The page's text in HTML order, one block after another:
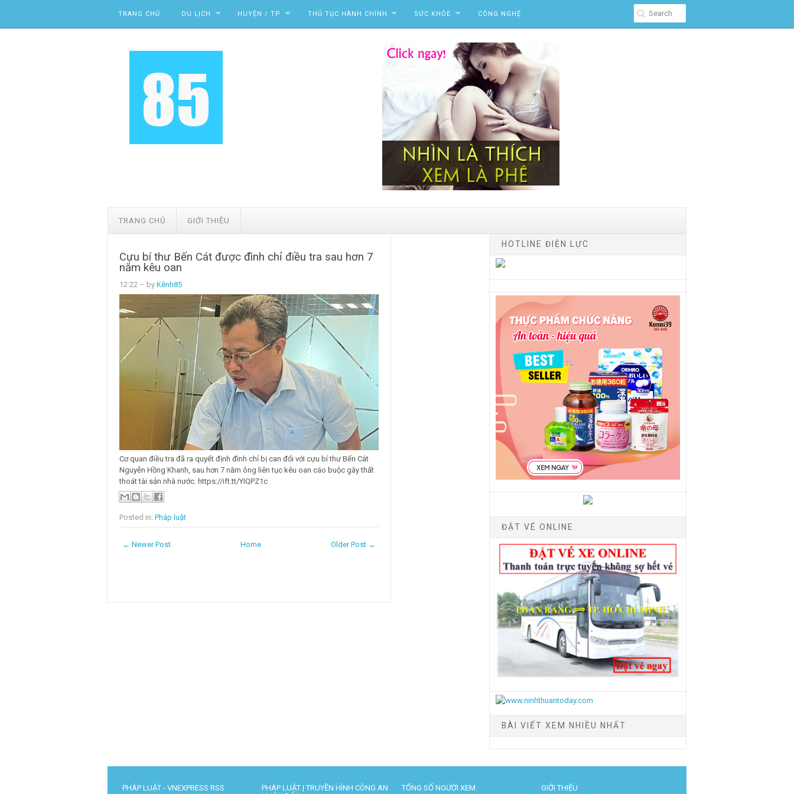
TRANG CHỦ DU LỊCH HUYỆN / TP THỦ TỤC HÀNH CHÍNH SỨC KHỎE CÔNG NGHỆ
TRANG CHỦ GIỚI THIỆU
Cựu bí thư Bến Cát được đình chỉ điều tra sau hơn 7
năm kêu oan
12:22 – by Kênh85
Cơ quan điều tra đã ra quyết định đình chỉ bị can đối với cựu bí thư Bến Cát
Nguyễn Hồng Khanh, sau hơn 7 năm ông liên tục kêu oan cáo buộc gây thất
thoát tài sản nhà nước. https://ift.tt/YIQPZ1c
Posted in: Pháp luật
← Newer Post Older Post →
Home
HOTLINE ĐIỆN LỰC
ĐẶT VÉ ONLINE
BÀI VIẾT XEM NHIỀU NHẤT
PHÁP LUẬT - VNEXPRESS RSS
PHÁP LUẬT | TRUYỀN HÌNH CÔNG AN
TỔNG SỐ NGƯỜI XEM GIỚI THIỆU